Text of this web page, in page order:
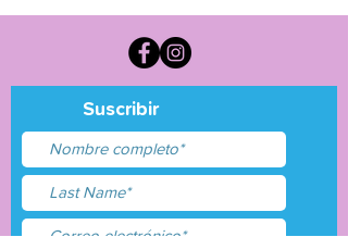
Suscribir